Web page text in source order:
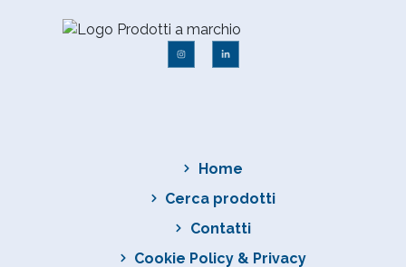
Home
Cerca prodotti
Contatti
Cookie Policy & Privacy